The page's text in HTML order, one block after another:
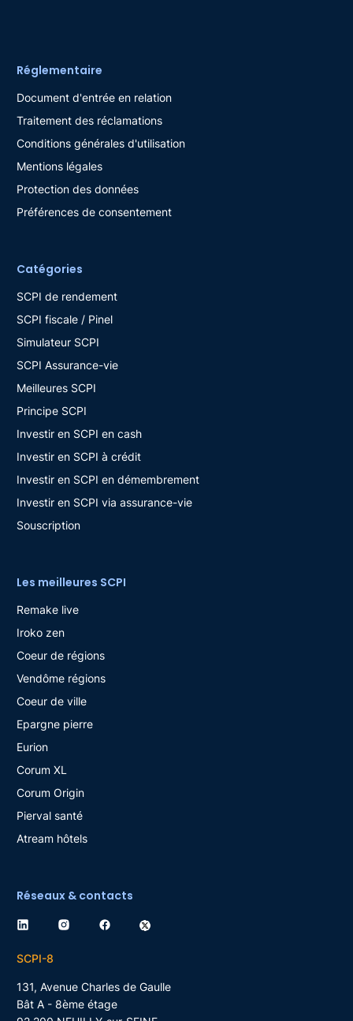
Réglementaire
Document d'entrée en relation
Traitement des réclamations
Conditions générales d'utilisation
Mentions légales
Protection des données
Préférences de consentement
Catégories
SCPI de rendement
SCPI fiscale / Pinel
Simulateur SCPI
SCPI Assurance-vie
Meilleures SCPI
Principe SCPI
Investir en SCPI en cash
Investir en SCPI à crédit
Investir en SCPI en démembrement
Investir en SCPI via assurance-vie
Souscription
Les meilleures SCPI
Remake live
Iroko zen
Coeur de régions
Vendôme régions
Coeur de ville
Epargne pierre
Eurion
Corum XL
Corum Origin
Pierval santé
Atream hôtels
Réseaux & contacts
SCPI-8
131, Avenue Charles de Gaulle
Bât A - 8ème étage